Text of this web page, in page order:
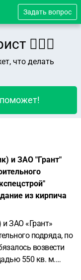
Задать вопрос
👨🏻‍⚖️
что делать
и ЗАО "Грант"
из кирпича
ЗАО «Грант»
подряда, по
возвести
550 кв. м.
приступить к